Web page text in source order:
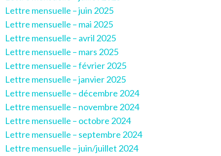
Lettre mensuelle – juin 2025
Lettre mensuelle – mai 2025
Lettre mensuelle – avril 2025
Lettre mensuelle – mars 2025
Lettre mensuelle – février 2025
Lettre mensuelle – janvier 2025
Lettre mensuelle – décembre 2024
Lettre mensuelle – novembre 2024
Lettre mensuelle – octobre 2024
Lettre mensuelle – septembre 2024
Lettre mensuelle – juin/juillet 2024